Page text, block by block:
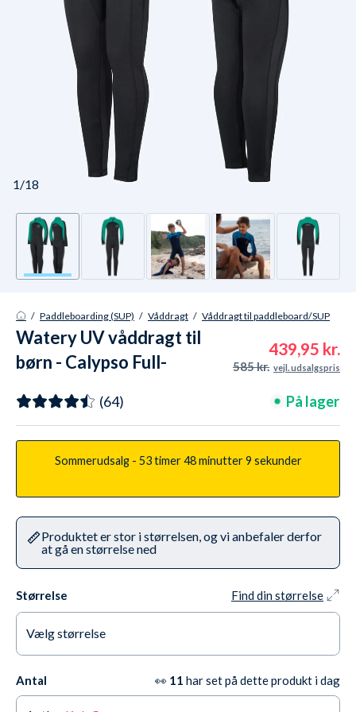
1/18
/ Paddleboarding (SUP) / Våddragt / Våddragt til paddleboard/SUP
Watery UV våddragt til
børn - Calypso Full-
439,95 kr.
585 kr. vejl. udsalgspris
(64) På lager
Sommerudsalg - 53 timer48 minutter7 sekunder
Produktet er stor i størrelsen, og vi anbefaler derfor
at gå en størrelse ned
Størrelse Find din størrelse
Vælg størrelse
Antal 👀 11 har set på dette produkt i dag